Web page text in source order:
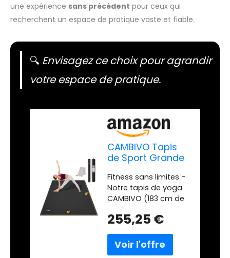
une expérience sans précédent pour ceux qui
recherchent un espace de pratique vaste et fiable.
🔍 Envisagez ce choix pour agrandir
votre espace de pratique.
CAMBIVO Tapis
de Sport Grande
Épaisseur 8mm,
Tapis Yoga xxl
Epais PVC
Antidérapant Noir
avec Sac,
Serviette, Sangle,
Yoga,at pour
Pilates, Fitness,
Fitness sans limites -
Notre tapis de yoga
CAMBIVO (183 cm de
largeur) est deux fois
tapis de sport
standard . Il offre
255,25 €